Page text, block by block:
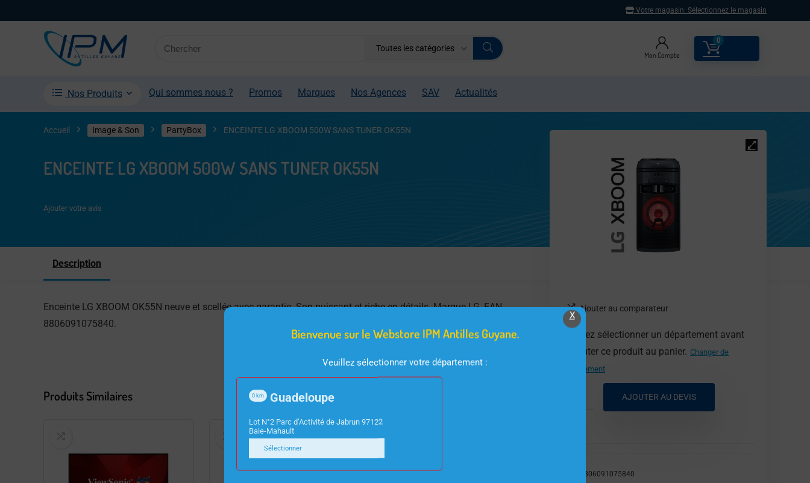
Votre magasin: Sélectionnez le magasin
Toutes les catégories
Mon Compte
0
Nos Produits Qui sommes nous ? Promos Marques Nos Agences SAV Actualités
Accueil Image & Son PartyBox ENCEINTE LG XBOOM 500W SANS TUNER OK55N
ENCEINTE LG XBOOM 500W SANS TUNER OK55N
Ajouter au comparateur
Veuillez sélectionner un département avant
d'ajouter ce produit au panier. Changer de
département
AJOUTER AU DEVIS
8806091075840
Ajouter votre avis
Description
Enceinte LG XBOOM OK55N neuve et scellée avec garantie. Son puissant et riche en détails. Marque LG, EAN
8806091075840.
Produits Similaires
X
Bienvenue sur le Webstore IPM Antilles Guyane.
Veuillez sélectionner votre département :
Guadeloupe
0 km
Lot N°2 Parc d’Activité de Jabrun 97122
Baie-Mahault
Sélectionner